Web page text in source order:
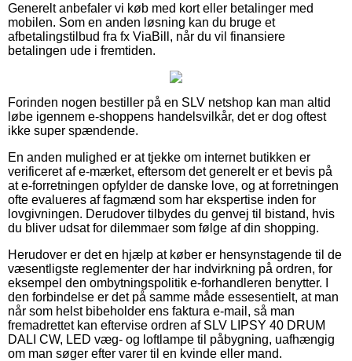
Generelt anbefaler vi køb med kort eller betalinger med
mobilen. Som en anden løsning kan du bruge et
afbetalingstilbud fra fx ViaBill, når du vil finansiere
betalingen ude i fremtiden.
Forinden nogen bestiller på en SLV netshop kan man altid
løbe igennem e-shoppens handelsvilkår, det er dog oftest
ikke super spændende.
En anden mulighed er at tjekke om internet butikken er
verificeret af e-mærket, eftersom det generelt er et bevis på
at e-forretningen opfylder de danske love, og at forretningen
ofte evalueres af fagmænd som har ekspertise inden for
lovgivningen. Derudover tilbydes du genvej til bistand, hvis
du bliver udsat for dilemmaer som følge af din shopping.
Herudover er det en hjælp at køber er hensynstagende til de
væsentligste reglementer der har indvirkning på ordren, for
eksempel den ombytningspolitik e-forhandleren benytter. I
den forbindelse er det på samme måde essesentielt, at man
når som helst bibeholder ens faktura e-mail, så man
fremadrettet kan eftervise ordren af SLV LIPSY 40 DRUM
DALI CW, LED væg- og loftlampe til påbygning, uafhængig
om man søger efter varer til en kvinde eller mand.